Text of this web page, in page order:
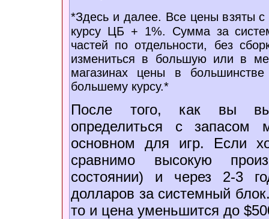
*Здесь и далее. Все цены взяты
курсу ЦБ + 1%. Сумма за
частей по отдельности, без
измениться в большую или в
магазинах цены в
большему курсу.*
После того, как вы
определиться с запасом
основном для игр. Если
сравнимо высокую
состоянии) и через 2-3
долларов за системный
то и цена уменьшится до